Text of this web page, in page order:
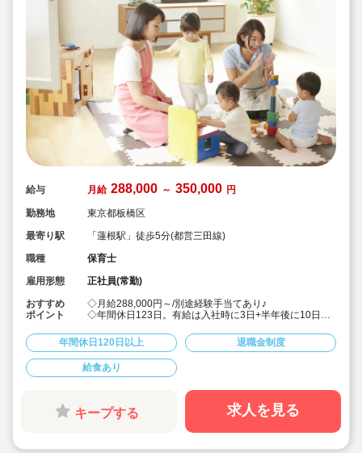
給与 月給 288,000 ～ 350,000 円
勤務地
東京都板橋区
最寄り駅
「蓮根駅」徒歩5分(都営三田線)
職種
保育士
雇用形態
正社員(常勤)
おすすめ
ポイント
◇月給288,000円～/別途経験手当てあり♪
◇年間休日123日。有給は入社時に3日+半年後に10日付
◇借り上げ社宅制度あり！(敷金礼金なし)
◇介護休暇・産前産後休暇・育児休暇の取得率100％！
復帰率も83％♪
◇男性保育士も数多く活躍中の法人です！
どもたち一人ひとりに寄り添う保育を行っています。
◇各種研修を無理なく実施しているので、ブランクある
方や未経験の方も安心。主任や園長を目指す方のサポー
年間休日120日以上 退職金制度
給食あり
キープする 求人を見る